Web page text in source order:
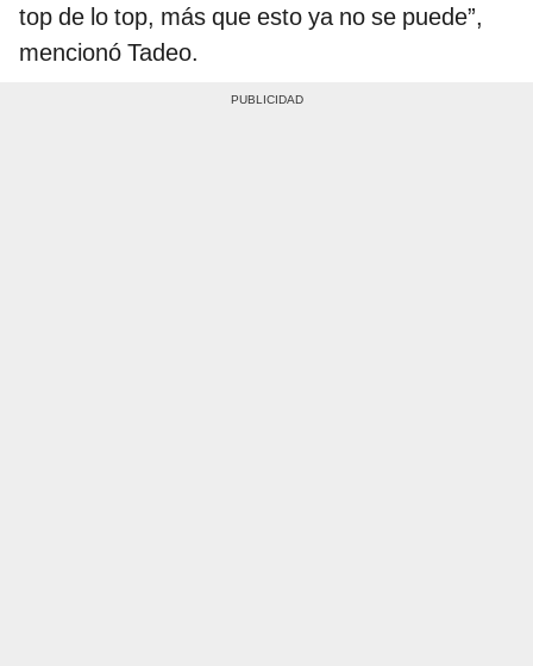
top de lo top, más que esto ya no se puede”,
mencionó Tadeo.